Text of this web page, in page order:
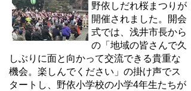
野依しだれ桜まつりが
開催されました。開会
式では、浅井市長から
の「地域の皆さんで久
しぶりに面と向かって交流できる貴重な
機会。楽しんでください」の掛け声でス
タートし、野依小学校の小学4年生たちが